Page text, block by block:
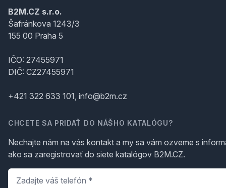
B2M.CZ s.r.o.
Šafránkova 1243/3
155 00 Praha 5
IČO: 27455971
DIČ: CZ27455971
+421 322 633 101, info@b2m.cz
CHCETE SA PRIDAŤ DO NÁŠHO KATALÓGU?
Nechajte nám na vás kontakt a my sa vám ozveme s
ako sa zaregistrovať do siete katalógov B2M.CZ.
Telefón